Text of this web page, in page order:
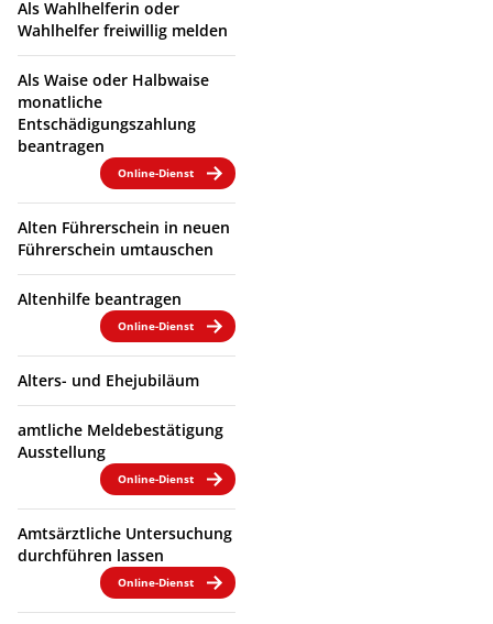
Als Wahlhelferin oder
Wahlhelfer freiwillig melden
Als Waise oder Halbwaise
monatliche
Entschädigungszahlung
beantragen
Online-Dienst
Alten Führerschein in neuen
Führerschein umtauschen
Altenhilfe beantragen
Online-Dienst
Alters- und Ehejubiläum
amtliche Meldebestätigung
Ausstellung
Online-Dienst
Amtsärztliche Untersuchung
durchführen lassen
Online-Dienst